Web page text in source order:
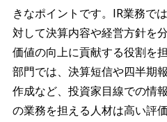
きなポイントです。IR業務で
対して決算内容や経営方針を
価値の向上に貢献する役割を
部門では、決算短信や四半期
作成など、投資家目線での情
の業務を担える人材は高い評